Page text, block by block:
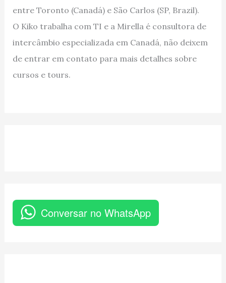
entre Toronto (Canadá) e São Carlos (SP, Brazil).
O Kiko trabalha com TI e a Mirella é consultora de
intercâmbio especializada em Canadá, não deixem
de entrar em contato para mais detalhes sobre
cursos e tours.
Conversar no WhatsApp